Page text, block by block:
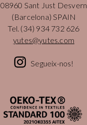
08960 Sant Just Desvern
(Barcelona) SPAIN
Tel. (34) 934 732 626
yutes@yutes.com
Segueix-nos!